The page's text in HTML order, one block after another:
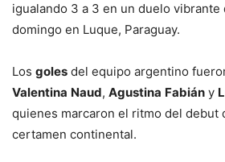
igualando 3 a 3 en un duelo vibrante
domingo en Luque, Paraguay.
Los goles del equipo argentino
Valentina Naud, Agustina Fabián y
quienes marcaron el ritmo del debut
certamen continental.